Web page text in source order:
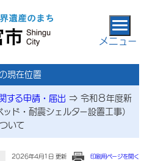
メニュー
現在位置
する申請・届出 ⇒ 令和８年度新
ド・耐震シェルター設置工事）
いて
2026年4月1日 更新 印刷用ページを開く